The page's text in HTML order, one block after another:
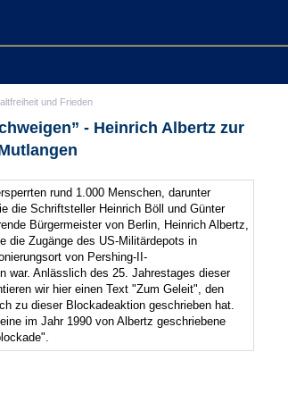
und Frieden
- Heinrich Albertz zur
rund 1.000 Menschen, darunter
die Schriftsteller Heinrich Böll und Günter
Bürgermeister von Berlin, Heinrich Albertz,
die Zugänge des US-Militärdepots in
von Pershing-II-
war. Anlässlich des 25. Jahrestages dieser
wir hier einen Text "Zum Geleit", den
zu dieser Blockadeaktion geschrieben hat.
im Jahr 1990 von Albertz geschriebene